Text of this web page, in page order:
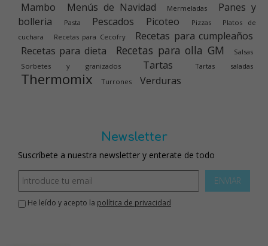
Mambo Menús de Navidad Mermeladas
Panes y
bolleria
Pasta Pescados Picoteo Pizzas
Platos de
cuchara
Recetas para Cecofry
Recetas para cumpleaños
Recetas para dieta
Recetas para olla GM
Salsas
Sorbetes y granizados
Tartas Tartas saladas
Thermomix Turrones Verduras
Newsletter
Suscríbete a nuestra newsletter y enterate de todo
ENVIAR
He leído y acepto la política de privacidad